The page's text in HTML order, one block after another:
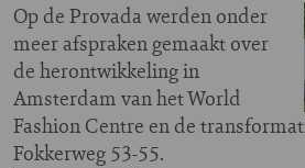
Op de Provada werden onder
meer afspraken gemaakt over
de herontwikkeling in
Amsterdam van het World
Fashion Centre en de
Fokkerweg 53-55.